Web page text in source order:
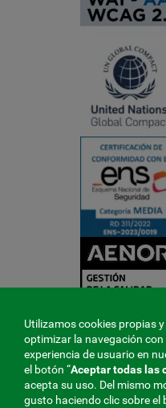
Utilizamos cookies propias
optimizar la navegación
experiencia de usuario en
el botón “Aceptar todas las
acepta su uso. Del mismo
gusto haciendo clic sobre el